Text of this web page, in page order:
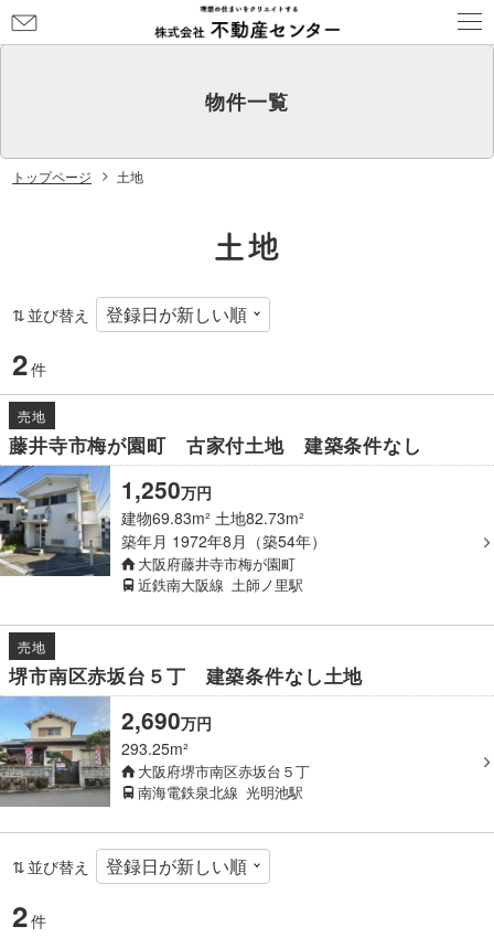
問
物件一覧
トップページ 土地
土地
並び替え
2件
売地
藤井寺市梅が園町 古家付土地 建築条件なし
建物69.83m² 土地82.73m²
築年月 1972年8月（築54年）
大阪府藤井寺市梅が園町
近鉄南大阪線 土師ノ里駅
1,250万円
売地
堺市南区赤坂台５丁 建築条件なし土地
293.25m²
大阪府堺市南区赤坂台５丁
南海電鉄泉北線 光明池駅
2,690万円
並び替え
2件